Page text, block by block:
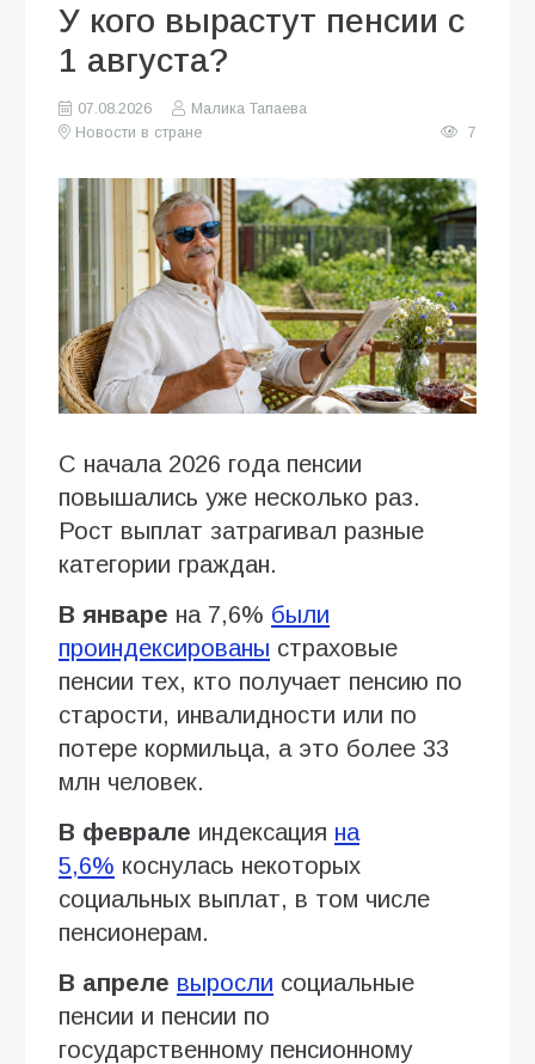
У кого вырастут пенсии с
1 августа?
07.08.2026
Малика Тапаева
Новости в стране
7
С начала 2026 года пенсии
повышались уже несколько раз.
Рост выплат затрагивал разные
категории граждан.
В январе на 7,6% были
проиндексированы страховые
пенсии тех, кто получает пенсию по
старости, инвалидности или по
потере кормильца, а это более 33
млн человек.
В феврале индексация на
5,6% коснулась некоторых
социальных выплат, в том числе
пенсионерам.
В апреле выросли социальные
пенсии и пенсии по
государственному пенсионному